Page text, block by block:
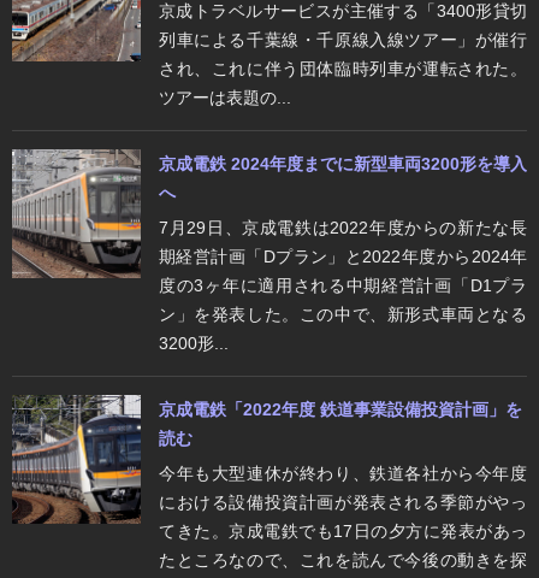
京成トラベルサービスが主催する「3400形貸切
列車による千葉線・千原線入線ツアー」が催行
され、これに伴う団体臨時列車が運転された。
ツアーは表題の...
京成電鉄 2024年度までに新型車両3200形を導入
へ
7月29日、京成電鉄は2022年度からの新たな長
期経営計画「Dプラン」と2022年度から2024年
度の3ヶ年に適用される中期経営計画「D1プラ
ン」を発表した。この中で、新形式車両となる
3200形...
京成電鉄「2022年度 鉄道事業設備投資計画」を
読む
今年も大型連休が終わり、鉄道各社から今年度
における設備投資計画が発表される季節がやっ
てきた。京成電鉄でも17日の夕方に発表があっ
たところなので、これを読んで今後の動きを探